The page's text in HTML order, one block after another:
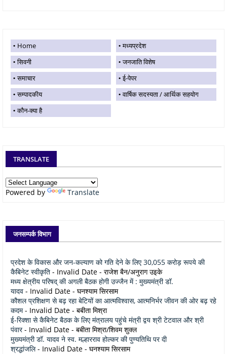
Home
मध्यप्रदेश
सिवनी
जनजाति विशेष
समाचार
ई-पेपर
सम्पादकीय
वार्षिक सदस्यता / आर्थिक सहयोग
कौन-क्या है
TRANSLATE
Powered by Translate
जनसम्पर्क विभाग
प्रदेश के विकास और जन-कल्याण को गति देने के लिए 30,055 करोड़ रूपये की
कैबिनेट स्वीकृति - Invalid Date - राजेश बैन/अनुराग उइके
मध्य क्षेत्रीय परिषद् की अगली बैठक होगी उज्जैन में : मुख्यमंत्री डॉ.
यादव - Invalid Date - घनश्याम सिरसाम
कौशल प्रशिक्षण से बढ़ रहा बेटियों का आत्मविश्वास, आत्मनिर्भर जीवन की ओर बढ़ रहे
कदम- Invalid Date - बबीता मिश्रा
ई-रिक्शा से कैबिनेट बैठक के लिए मंत्रालय पहुंचे मंत्री द्वय श्री टेटवाल और श्री
पंवार- Invalid Date - बबीता मिश्रा/शिवम शुक्ल
मुख्यमंत्री डॉ. यादव ने स्व. मल्हारराव होल्कर की पुण्यतिथि पर दी
श्रद्धांजलि- Invalid Date - घनश्याम सिरसाम